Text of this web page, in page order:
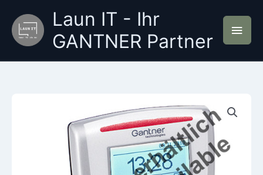
Inhalt
springen
Laun IT - Ihr
GANTNER Partner